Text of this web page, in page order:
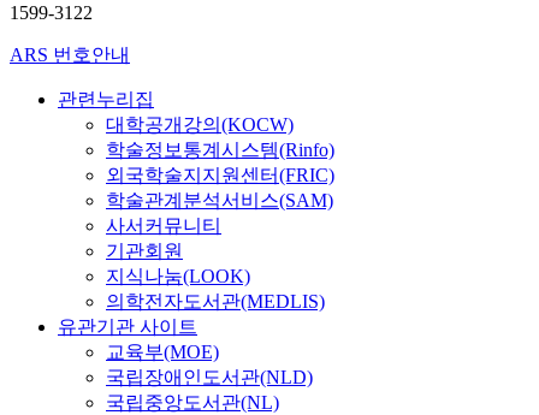
1599-3122
ARS 번호안내
관련누리집
대학공개강의(KOCW)
학술정보통계시스템(Rinfo)
외국학술지지원센터(FRIC)
학술관계분석서비스(SAM)
사서커뮤니티
기관회원
지식나눔(LOOK)
의학전자도서관(MEDLIS)
유관기관 사이트
교육부(MOE)
국립장애인도서관(NLD)
국립중앙도서관(NL)